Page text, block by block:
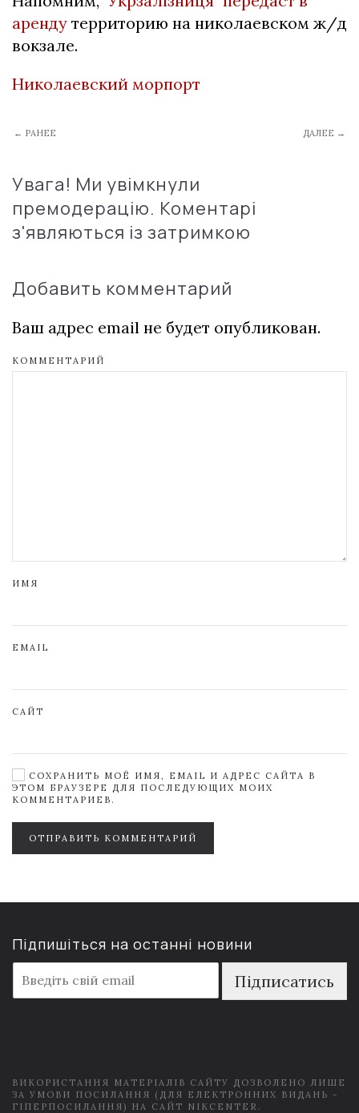
аренду территорию на николаевском ж/д
вокзале.
Николаевский морпорт
← РАНЕЕ ДАЛЕЕ →
Увага! Ми увімкнули
премодерацію. Коментарі
з'являються із затримкою
Добавить комментарий
Ваш адрес email не будет опубликован.
КОММЕНТАРИЙ
ИМЯ
EMAIL
САЙТ
СОХРАНИТЬ МОЁ ИМЯ, EMAIL И АДРЕС САЙТА В
ЭТОМ БРАУЗЕРЕ ДЛЯ ПОСЛЕДУЮЩИХ МОИХ
КОММЕНТАРИЕВ.
ОТПРАВИТЬ КОММЕНТАРИЙ
Підпишіться на останні новини
m
a
Підписатись
ВИКОРИСТАННЯ МАТЕРІАЛІВ САЙТУ ДОЗВОЛЕНО ЛИШЕ
ЗА УМОВИ ПОСИЛАННЯ (ДЛЯ ЕЛЕКТРОННИХ ВИДАНЬ -
ГІПЕРПОСИЛАННЯ) НА САЙТ NIKCENTER.